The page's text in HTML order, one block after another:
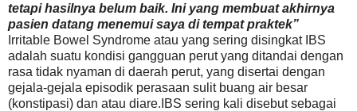
tetapi hasilnya belum baik. Ini yang membuat akhirnya
pasien datang menemui saya di tempat praktek”
Irritable Bowel Syndrome atau yang sering disingkat IBS
adalah suatu kondisi gangguan perut yang ditandai dengan
rasa tidak nyaman di daerah perut, yang disertai dengan
gejala-gejala episodik perasaan sulit buang air besar
(konstipasi) dan atau diare.IBS sering kali disebut sebagai